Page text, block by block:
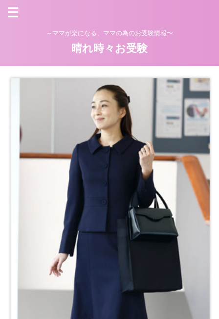
～ママが楽になる、ママの為のお受験情報〜
晴れ時々お受験